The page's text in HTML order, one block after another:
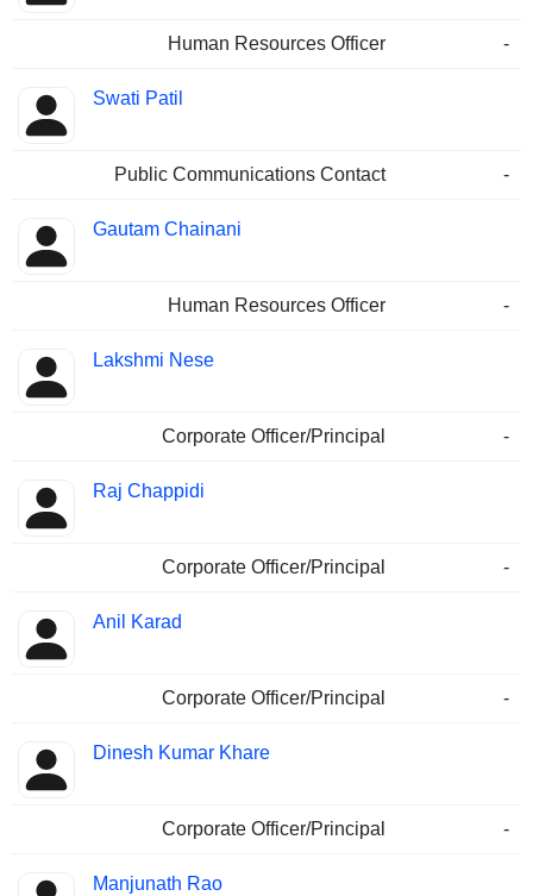
Human Resources Officer -
Swati Patil
Public Communications Contact -
Gautam Chainani
Human Resources Officer -
Lakshmi Nese
Corporate Officer/Principal -
Raj Chappidi
Corporate Officer/Principal -
Anil Karad
Corporate Officer/Principal -
Dinesh Kumar Khare
Corporate Officer/Principal -
Manjunath Rao